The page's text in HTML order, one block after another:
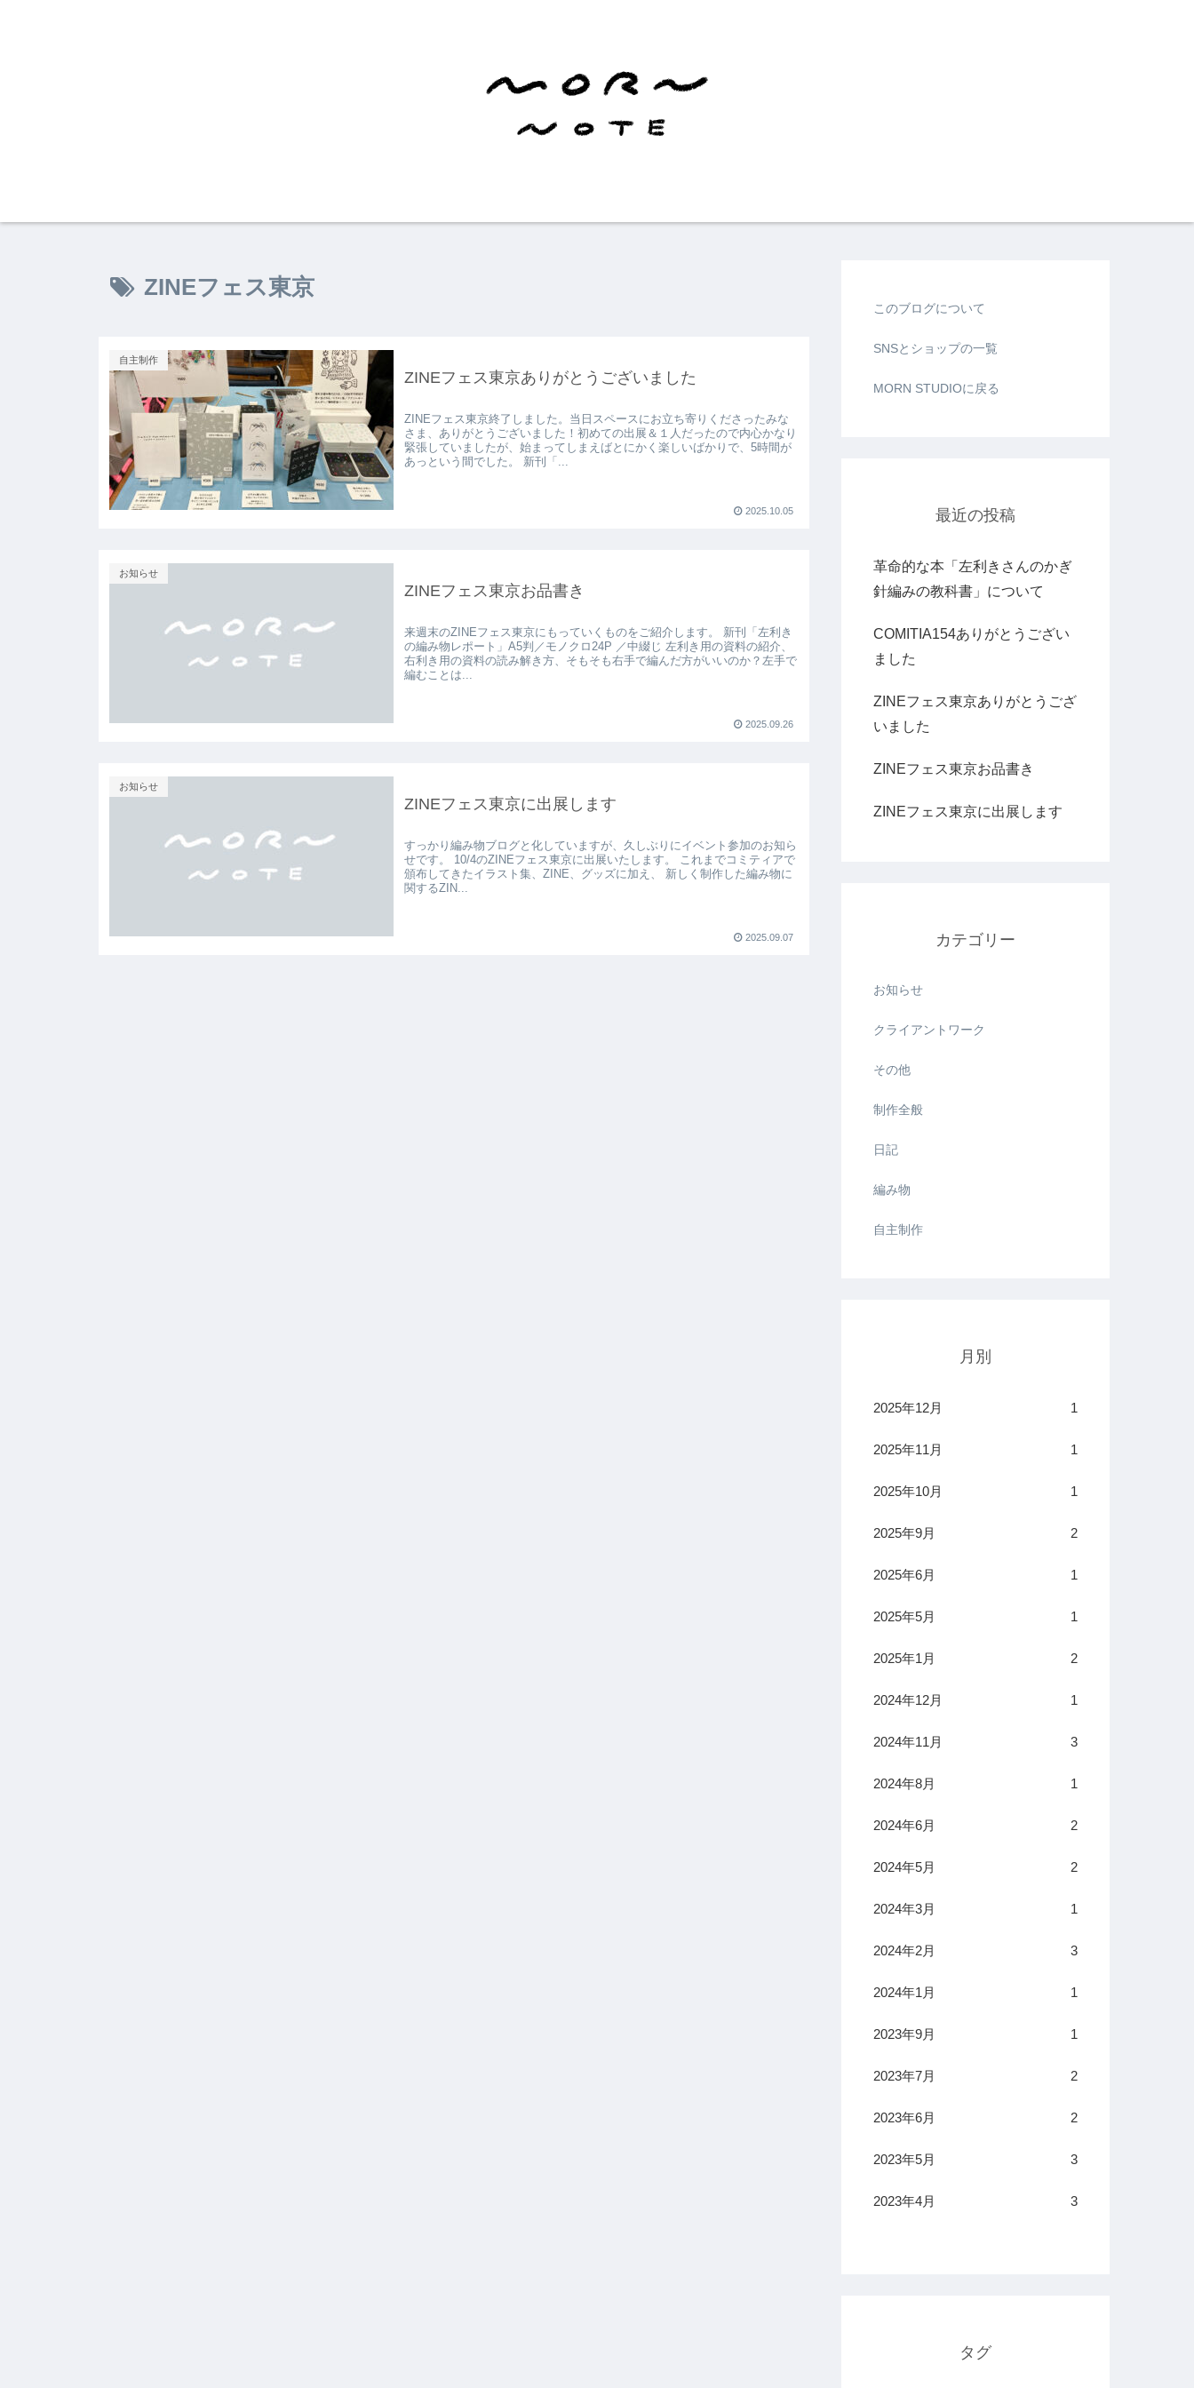
ZINEフェス東京
自主制作
ZINEフェス東京ありがとうございました
ZINEフェス東京終了しました。当日スペースにお立ち寄りくださったみな
さま、ありがとうございました！初めての出展＆１人だったので内心かなり
緊張していましたが、始まってしまえばとにかく楽しいばかりで、5時間が
あっという間でした。 新刊「...
2025.10.05
お知らせ
ZINEフェス東京お品書き
来週末のZINEフェス東京にもっていくものをご紹介します。 新刊「左利き
の編み物レポート」A5判／モノクロ24P ／中綴じ 左利き用の資料の紹介、
右利き用の資料の読み解き方、そもそも右手で編んだ方がいいのか？左手で
編むことは...
2025.09.26
お知らせ
ZINEフェス東京に出展します
すっかり編み物ブログと化していますが、久しぶりにイベント参加のお知ら
せです。 10/4のZINEフェス東京に出展いたします。 これまでコミティアで
頒布してきたイラスト集、ZINE、グッズに加え、 新しく制作した編み物に
関するZIN...
2025.09.07
このブログについて
SNSとショップの一覧
MORN STUDIOに戻る
最近の投稿
革命的な本「左利きさんのかぎ
針編みの教科書」について
COMITIA154ありがとうござい
ました
ZINEフェス東京ありがとうござ
いました
ZINEフェス東京お品書き
ZINEフェス東京に出展します
カテゴリー
お知らせ
クライアントワーク
その他
制作全般
日記
編み物
自主制作
月別
2025年12月 1
2025年11月 1
2025年10月 1
2025年9月 2
2025年6月 1
2025年5月 1
2025年1月 2
2024年12月 1
2024年11月 3
2024年8月 1
2024年6月 2
2024年5月 2
2024年3月 1
2024年2月 3
2024年1月 1
2023年9月 1
2023年7月 2
2023年6月 2
2023年5月 3
2023年4月 3
タグ